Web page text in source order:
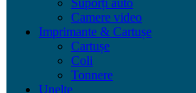
Suporți auto
Camere video
Imprimante & Cartușe
Cartușe
Coli
Tonnere
Unelte